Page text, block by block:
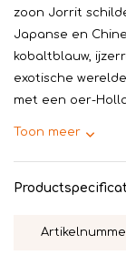
zoon Jorrit
Japanse en
kobaltblauw,
exotische
met een oer-
Toon meer